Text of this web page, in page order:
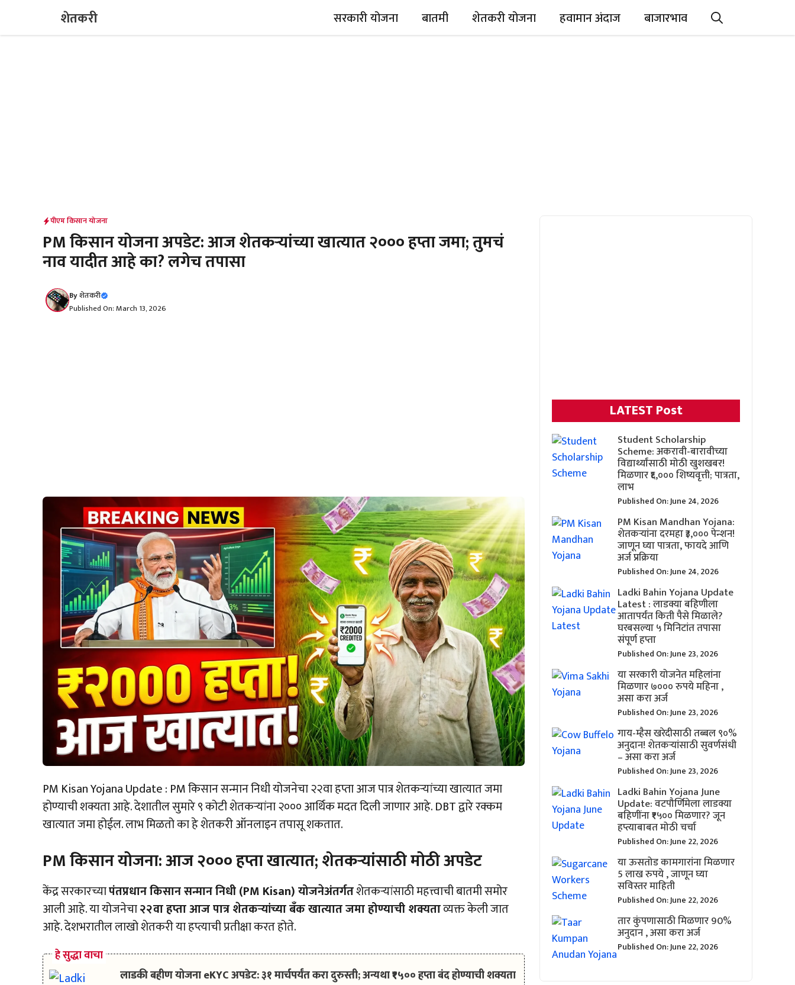
शेतकरी सरकारी योजना बातमी शेतकरी योजना हवामान अंदाज बाजारभाव
पीएम किसान योजना
PM किसान योजना अपडेट: आज शेतकऱ्यांच्या खात्यात ₹२००० हप्ता जमा; तुमचं
नाव यादीत आहे का? लगेच तपासा
Byशेतकरी
Published On: March 13, 2026
PM Kisan Yojana Update : PM किसान सन्मान निधी योजनेचा २२वा हप्ता आज पात्र शेतकऱ्यांच्या खात्यात जमा
होण्याची शक्यता आहे. देशातील सुमारे ९ कोटी शेतकऱ्यांना ₹२००० आर्थिक मदत दिली जाणार आहे. DBT द्वारे रक्कम
खात्यात जमा होईल. लाभ मिळतो का हे शेतकरी ऑनलाइन तपासू शकतात.
PM किसान योजना: आज ₹२००० हप्ता खात्यात; शेतकऱ्यांसाठी मोठी अपडेट
केंद्र सरकारच्यापंतप्रधान किसान सन्मान निधी (PM Kisan) योजनेअंतर्गतशेतकऱ्यांसाठी महत्त्वाची बातमी समोर
आली आहे. या योजनेचा२२वा हप्ता आज पात्र शेतकऱ्यांच्या बँक खात्यात जमा होण्याची शक्यताव्यक्त केली जात
आहे. देशभरातील लाखो शेतकरी या हप्त्याची प्रतीक्षा करत होते.
हे सुद्धा वाचा
लाडकी बहीण योजना eKYC अपडेट: ३१ मार्चपर्यंत करा दुरुस्ती; अन्यथा ₹१५०० हप्ता बंद होण्याची शक्यता
LATEST Post
Student Scholarship
Scheme: अकरावी-बारावीच्या
विद्यार्थ्यांसाठी मोठी खुशखबर!
मिळणार ₹६,००० शिष्यवृत्ती; पात्रता,
लाभ
Published On: June 24, 2026
PM Kisan Mandhan Yojana:
शेतकऱ्यांना दरमहा ₹३,००० पेन्शन!
जाणून घ्या पात्रता, फायदे आणि
अर्ज प्रक्रिया
Published On: June 24, 2026
Ladki Bahin Yojana Update
Latest : लाडक्या बहिणीला
आतापर्यंत किती पैसे मिळाले?
घरबसल्या ५ मिनिटांत तपासा
संपूर्ण हप्ता
Published On: June 23, 2026
या सरकारी योजनेत महिलांना
मिळणार ७००० रुपये महिना ,
असा करा अर्ज
Published On: June 23, 2026
गाय-म्हैस खरेदीसाठी तब्बल ९०%
अनुदान! शेतकऱ्यांसाठी सुवर्णसंधी
– असा करा अर्ज
Published On: June 23, 2026
Ladki Bahin Yojana June
Update: वटपौर्णिमेला लाडक्या
बहिणींना ₹१५०० मिळणार? जून
हप्त्याबाबत मोठी चर्चा
Published On: June 22, 2026
या ऊसतोड कामगारांना मिळणार
5 लाख रुपये , जाणून घ्या
सविस्तर माहिती
Published On: June 22, 2026
तार कुंपणासाठी मिळणार 90%
अनुदान , असा करा अर्ज
Published On: June 22, 2026